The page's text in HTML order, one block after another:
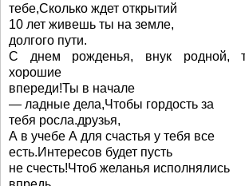
тебе,Сколько ждет открытий
10 лет живешь ты на земле,
долгого пути.
С днем рожденья, внук родной,
хорошие
впереди!Ты в начале
— ладные дела,Чтобы гордость за
тебя росла.друзья,
А в учебе А для счастья у тебя все
есть.Интересов будет пусть
не счесть!Чтоб желанья исполнялись